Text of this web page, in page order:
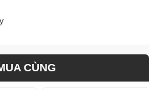
CÙNG